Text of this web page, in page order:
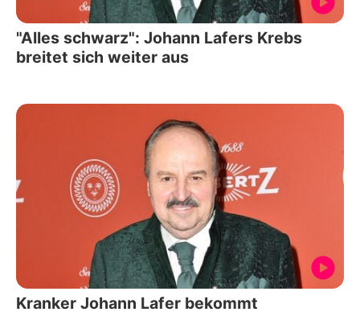
"Alles schwarz": Johann Lafers Krebs
breitet sich weiter aus
Kranker Johann Lafer bekommt